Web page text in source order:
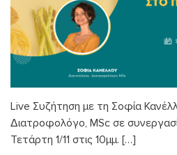
Live Συζήτηση με τη Σοφία
Διατροφολόγο, MSc σε
Τετάρτη 1/11 στις 10μμ. […]